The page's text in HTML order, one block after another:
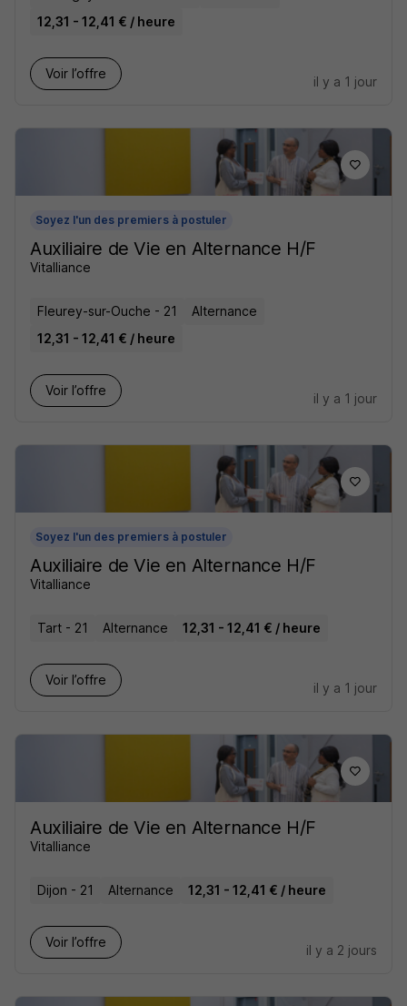
12,31 - 12,41 € / heure
Voir l’offre
il y a 1 jour
Soyez l'un des premiers à postuler
Auxiliaire de Vie en Alternance H/F
Vitalliance
Fleurey-sur-Ouche - 21
Alternance
12,31 - 12,41 € / heure
Voir l’offre
il y a 1 jour
Soyez l'un des premiers à postuler
Auxiliaire de Vie en Alternance H/F
Vitalliance
Tart - 21 Alternance 12,31 - 12,41 € / heure
Voir l’offre
il y a 1 jour
Auxiliaire de Vie en Alternance H/F
Vitalliance
Dijon - 21 Alternance 12,31 - 12,41 € / heure
Voir l’offre
il y a 2 jours